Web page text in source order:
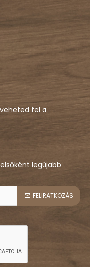
fel a
legújabb
FELIRATKOZÁS